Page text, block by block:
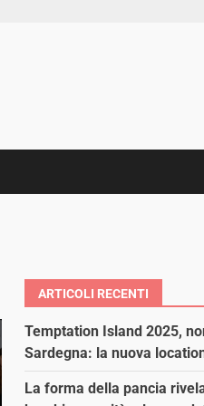
ARTICOLI RECENTI
Temptation Island 2025,
Sardegna: la nuova
La forma della pancia